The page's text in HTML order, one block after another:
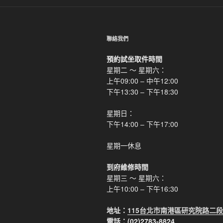
聯絡我們
預約試坐取件時間
星期二 ～ 星期六：
上午09:00 – 中午12:00
下午13:30 – 下午18:30
星期日：
下午14:00 – 下午17:00
星期一休息
到府維修時間
星期三 ～ 星期六：
上午10:00 – 下午16:30
地址： 115台北市南港區研究院路二
電話：(02)2783-8824